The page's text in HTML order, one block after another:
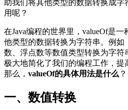
助我们将其他类型的数据转换成
用呢？
在Java编程的世界里，valueOf是
他类型的数据转换为字符串。例如
数、浮点数等数值类型转换为字符
极大地简化了我们的编程工作，提
那么， valueOf的具体用法是什么 ？
一、数值转换